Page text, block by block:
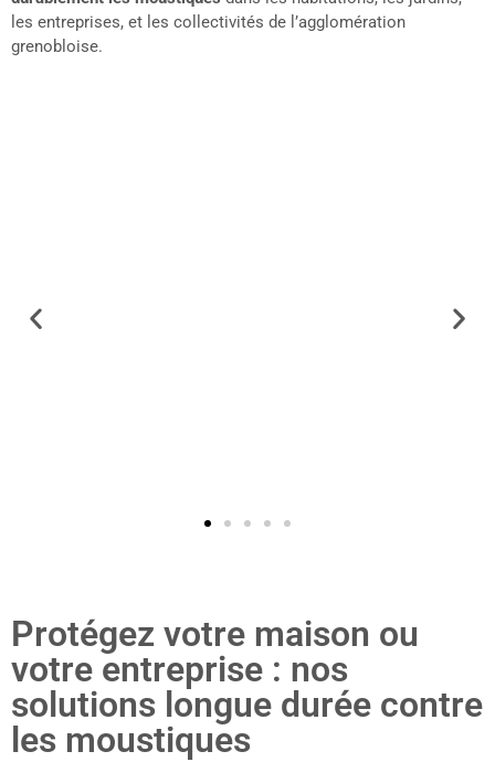
les entreprises, et les collectivités de l’agglomération
grenobloise.
Protégez votre maison ou
votre entreprise : nos
solutions longue durée contre
les moustiques